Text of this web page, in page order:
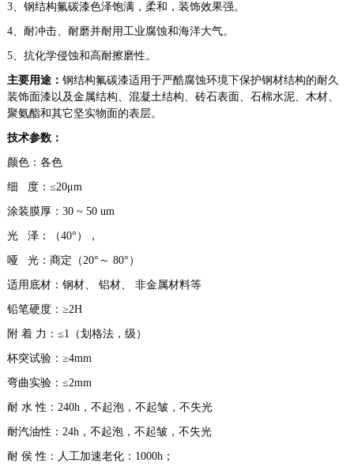
3、钢结构氟碳漆色泽饱满，柔和，装饰效果强。
4、耐冲击、耐磨并耐用工业腐蚀和海洋大气。
5、抗化学侵蚀和高耐擦磨性。
主要用途： 钢结构氟碳漆适用于严酷腐蚀环境下保护钢材结构的耐久
装饰面漆以及金属结构、混凝土结构、砖石表面、石棉水泥、木材、
聚氨酯和其它坚实物面的表层。
技术参数：
颜色：各色
细 度：≤20μm
涂装膜厚：30 ~ 50 um
光 泽：（40°），
哑 光：商定（20°～ 80°）
适用底材：钢材、 铝材、 非金属材料等
铅笔硬度：≥2H
附 着 力：≤1（划格法，级）
杯突试验：≥4mm
弯曲实验：≤2mm
耐 水 性：240h，不起泡，不起皱，不失光
耐汽油性：24h，不起泡，不起皱，不失光
耐 侯 性：人工加速老化：1000h；